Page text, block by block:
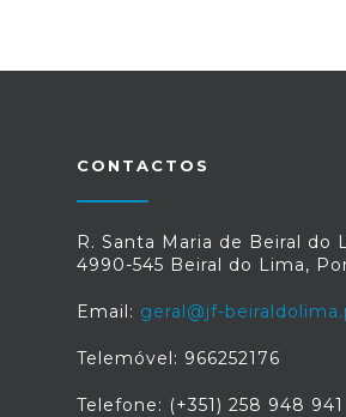
CONTACTOS
R. Santa Maria de Beiral do
4990-545 Beiral do Lima,
Email: geral@jf-
Telemóvel: 966252176
Telefone: (+351) 258 948 941